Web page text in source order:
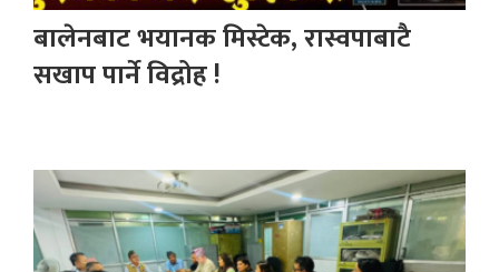
बालेनबाट भयानक मिस्टेक, रास्वपाबाटै
सखाप पार्ने विद्रोह !